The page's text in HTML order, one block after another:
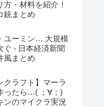
方・材料を紹介！
銃まとめ
ユーミン… 大規模
ぐ - 日本経済新聞
風まとめ
クラフト】マーラ
ったら…( ；∀；)
ンのマイクラ実況